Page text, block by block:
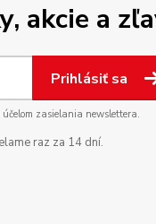
akcie a
Prihlásiť sa
zasielania newslettera.
raz za 14 dní.